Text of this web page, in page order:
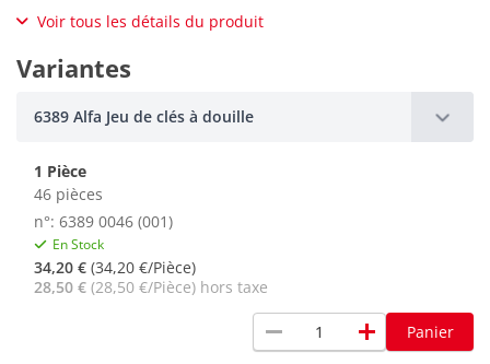
Voir tous les détails du produit
Variantes
6389 Alfa Jeu de clés à douille
1 Pièce
46 pièces
n°: 6389 0046 (001)
En Stock
34,20 € (34,20 €/Pièce)
28,50 € (28,50 €/Pièce) hors taxe
remove add Panier